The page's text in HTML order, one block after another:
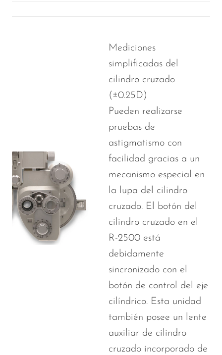
Mediciones
simplificadas del
cilindro cruzado
(±0.25D)
Pueden realizarse
pruebas de
astigmatismo con
facilidad gracias a un
mecanismo especial en
la lupa del cilindro
cruzado. El botón del
cilindro cruzado en el
R-2500 está
debidamente
sincronizado con el
botón de control del eje
cilíndrico. Esta unidad
también posee un lente
auxiliar de cilindro
cruzado incorporado de